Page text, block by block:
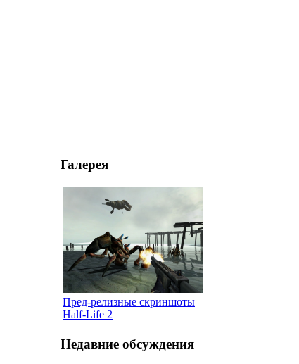
Галерея
Пред-релизные скриншоты
Half-Life 2
Недавние обсуждения